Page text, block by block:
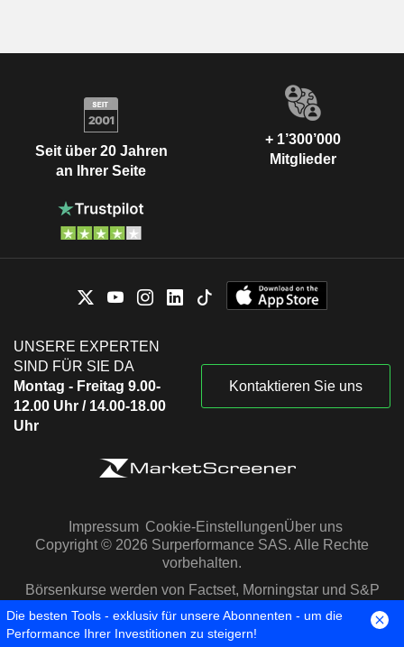
Seit über 20 Jahren
an Ihrer Seite
+ 1’300’000
Mitglieder
UNSERE EXPERTEN
SIND FÜR SIE DA
Montag - Freitag 9.00-
12.00 Uhr / 14.00-18.00
Uhr
Kontaktieren Sie uns
Impressum Cookie-EinstellungenÜber uns
Copyright © 2026 Surperformance SAS. Alle Rechte
vorbehalten.
Börsenkurse werden von Factset, Morningstar und S&P
Capital IQ zur Verfügung gestellt
Die besten Tools - exklusiv für unsere Abonnenten - um die
Performance Ihrer Investitionen zu steigern!